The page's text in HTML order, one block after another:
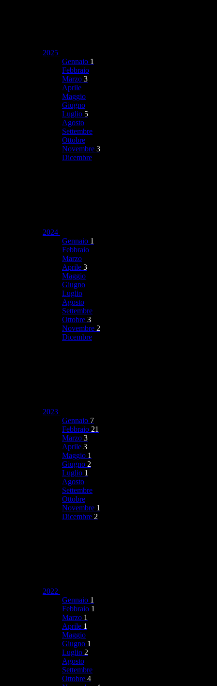
2025
Gennaio 1
Febbraio
Marzo 3
Aprile
Maggio
Giugno
Luglio 5
Agosto
Settembre
Ottobre
Novembre 3
Dicembre
2024
Gennaio 1
Febbraio
Marzo
Aprile 3
Maggio
Giugno
Luglio
Agosto
Settembre
Ottobre 3
Novembre 2
Dicembre
2023
Gennaio 7
Febbraio 21
Marzo 3
Aprile 3
Maggio 1
Giugno 2
Luglio 1
Agosto
Settembre
Ottobre
Novembre 1
Dicembre 2
2022
Gennaio 1
Febbraio 1
Marzo 1
Aprile 1
Maggio
Giugno 1
Luglio 2
Agosto
Settembre
Ottobre 4